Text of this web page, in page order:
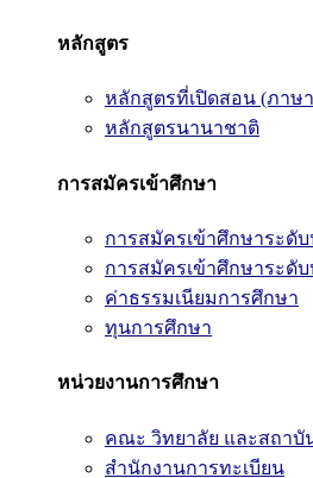
หลักสูตร
หลักสูตรที่เปิดสอน (ภาษ
หลักสูตรนานาชาติ
การสมัครเข้าศึกษา
การสมัครเข้าศึกษาระ
การสมัครเข้าศึกษาระดั
ค่าธรรมเนียมการศึกษา
ทุนการศึกษา
หน่วยงานการศึกษา
คณะ วิทยาลัย และสถาบั
สำนักงานการทะเบียน